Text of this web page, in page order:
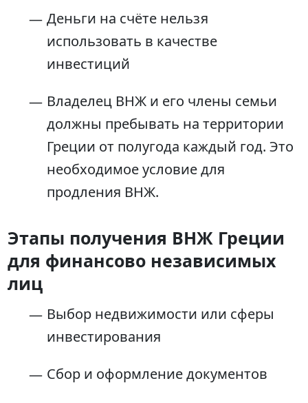
Деньги на счёте нельзя
использовать в качестве
инвестиций
Владелец ВНЖ и его члены семьи
должны пребывать на территории
Греции от полугода каждый год. Это
необходимое условие для
продления ВНЖ.
Этапы получения ВНЖ Греции
для финансово независимых
лиц
Выбор недвижимости или сферы
инвестирования
Сбор и оформление документов